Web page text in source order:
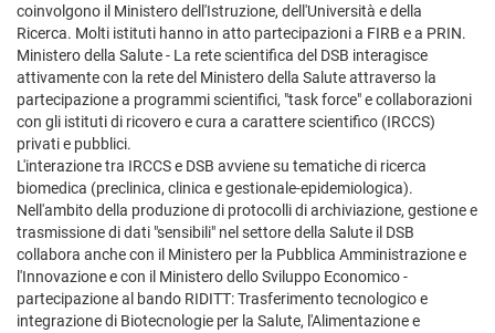
coinvolgono il Ministero dell'Istruzione, dell'Università e della
Ricerca. Molti istituti hanno in atto partecipazioni a FIRB e a PRIN.
Ministero della Salute - La rete scientifica del DSB interagisce
attivamente con la rete del Ministero della Salute attraverso la
partecipazione a programmi scientifici, "task force" e collaborazioni
con gli istituti di ricovero e cura a carattere scientifico (IRCCS)
privati e pubblici.
L'interazione tra IRCCS e DSB avviene su tematiche di ricerca
biomedica (preclinica, clinica e gestionale-epidemiologica).
Nell'ambito della produzione di protocolli di archiviazione, gestione e
trasmissione di dati "sensibili" nel settore della Salute il DSB
collabora anche con il Ministero per la Pubblica Amministrazione e
l'Innovazione e con il Ministero dello Sviluppo Economico -
partecipazione al bando RIDITT: Trasferimento tecnologico e
integrazione di Biotecnologie per la Salute, l'Alimentazione e